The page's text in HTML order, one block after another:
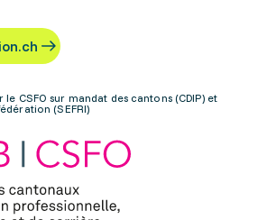
CSFO sur mandat des cantons (CDIP) et
(SEFRI)